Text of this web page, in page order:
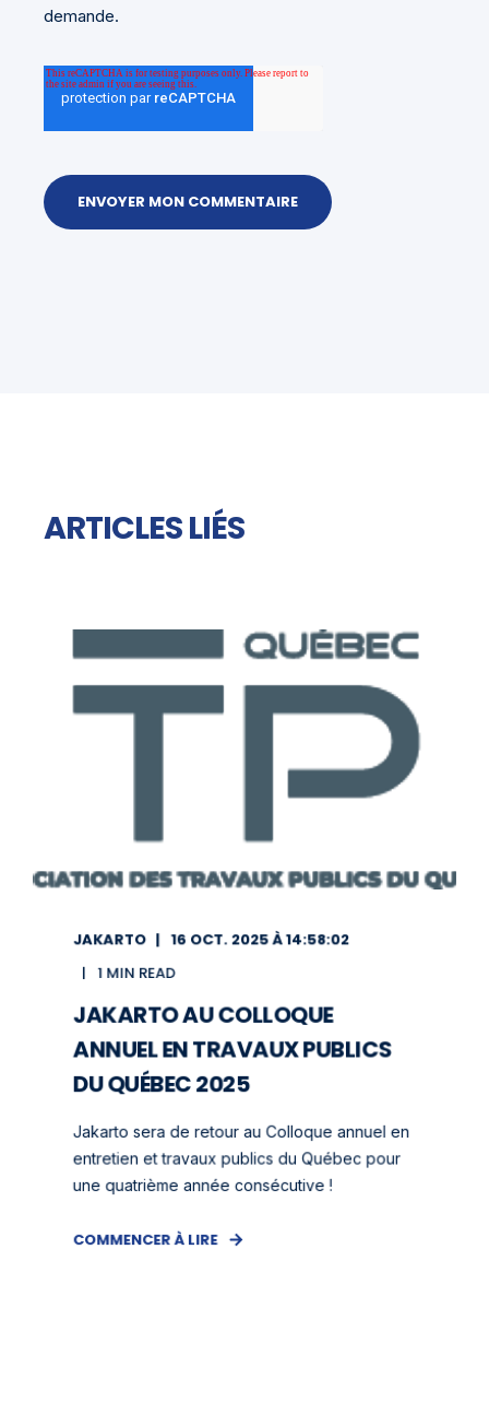
demande.
ARTICLES LIÉS
JAKARTO
16 OCT. 2025 À 14:58:02
1 MIN READ
JAKARTO AU COLLOQUE
ANNUEL EN TRAVAUX PUBLICS
DU QUÉBEC 2025
Jakarto sera de retour au Colloque annuel en
entretien et travaux publics du Québec pour
une quatrième année consécutive !
COMMENCER À LIRE